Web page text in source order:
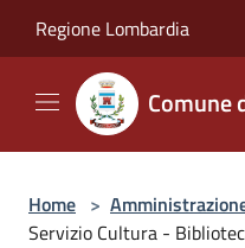
Regione Lombardia
Comune
Home >
Servizio Cultura -